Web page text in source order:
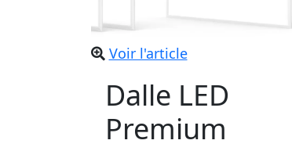
Voir l'article
Dalle LED
Premium